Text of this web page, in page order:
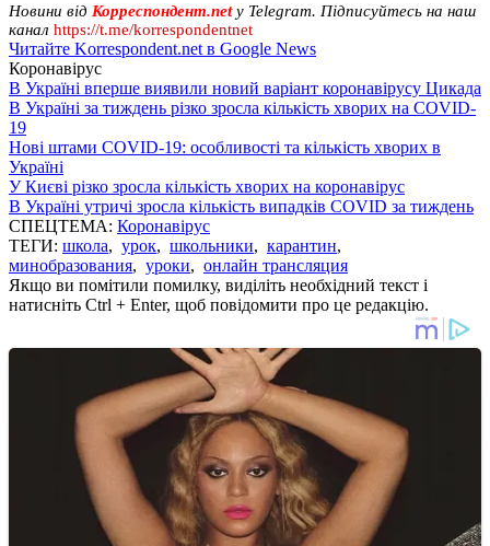
Новини від Корреспондент.net у Telegram. Підписуйтесь на наш
канал https://t.me/korrespondentnet
Читайте Korrespondent.net в Google News
Коронавірус
В Україні вперше виявили новий варіант коронавірусу Цикада
В Україні за тиждень різко зросла кількість хворих на COVID-
19
Нові штами COVID-19: особливості та кількість хворих в
Україні
У Києві різко зросла кількість хворих на коронавірус
В Україні утричі зросла кількість випадків COVID за тиждень
СПЕЦТЕМА: Коронавірус
ТЕГИ: школа, урок, школьники, карантин,
минобразования, уроки, онлайн трансляция
Якщо ви помітили помилку, виділіть необхідний текст і
натисніть Ctrl + Enter, щоб повідомити про це редакцію.